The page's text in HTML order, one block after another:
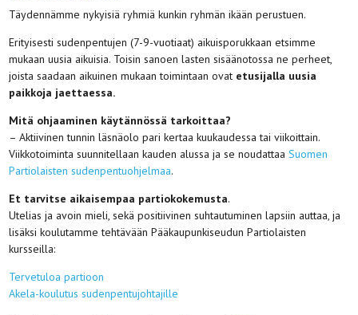
Täydennämme nykyisiä ryhmiä kunkin ryhmän ikään perustuen.
Erityisesti sudenpentujen (7-9-vuotiaat) aikuisporukkaan etsimme
mukaan uusia aikuisia. Toisin sanoen lasten sisäänotossa ne perheet,
joista saadaan aikuinen mukaan toimintaan ovat etusijalla uusia
paikkoja jaettaessa.
Mitä ohjaaminen käytännössä tarkoittaa?
– Aktiivinen tunnin läsnäolo pari kertaa kuukaudessa tai viikoittain.
Viikkotoiminta suunnitellaan kauden alussa ja se noudattaaSuomen
Partiolaisten sudenpentuohjelmaa.
Et tarvitse aikaisempaa partiokokemusta.
Utelias ja avoin mieli, sekä positiivinen suhtautuminen lapsiin auttaa, ja
lisäksi koulutamme tehtävään Pääkaupunkiseudun Partiolaisten
kursseilla:
Tervetuloa partioon
Akela-koulutus sudenpentujohtajille